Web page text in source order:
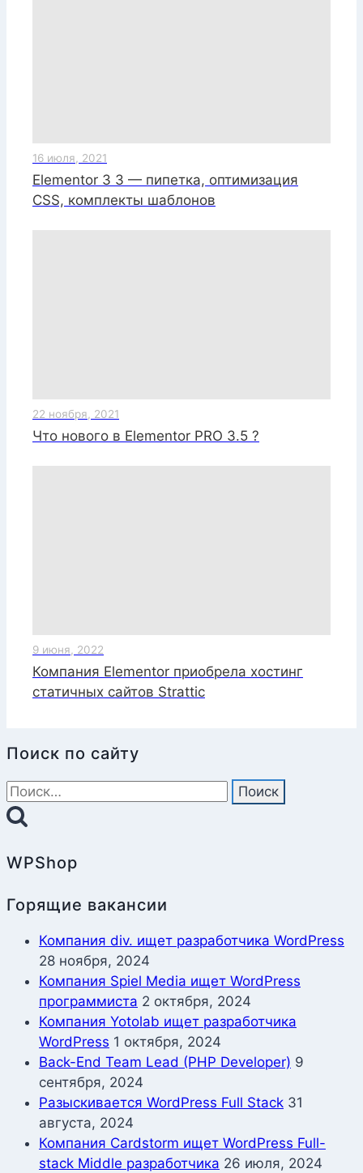
16 июля, 2021
Elementor 3 3 — пипетка, оптимизация
CSS, комплекты шаблонов
22 ноября, 2021
Что нового в Elementor PRO 3.5 ?
9 июня, 2022
Компания Elementor приобрела хостинг
статичных сайтов Strattic
Поиск по сайту
Найти:
WPShop
Горящие вакансии
Компания div. ищет разработчика WordPress
28 ноября, 2024
Компания Spiel Media ищет WordPress
программиста 2 октября, 2024
Компания Yotolab ищет разработчика
WordPress 1 октября, 2024
Back-End Team Lead (PHP Developer) 9
сентября, 2024
Разыскивается WordPress Full Stack 31
августа, 2024
Компания Cardstorm ищет WordPress Full-
stack Middle разработчика 26 июля, 2024